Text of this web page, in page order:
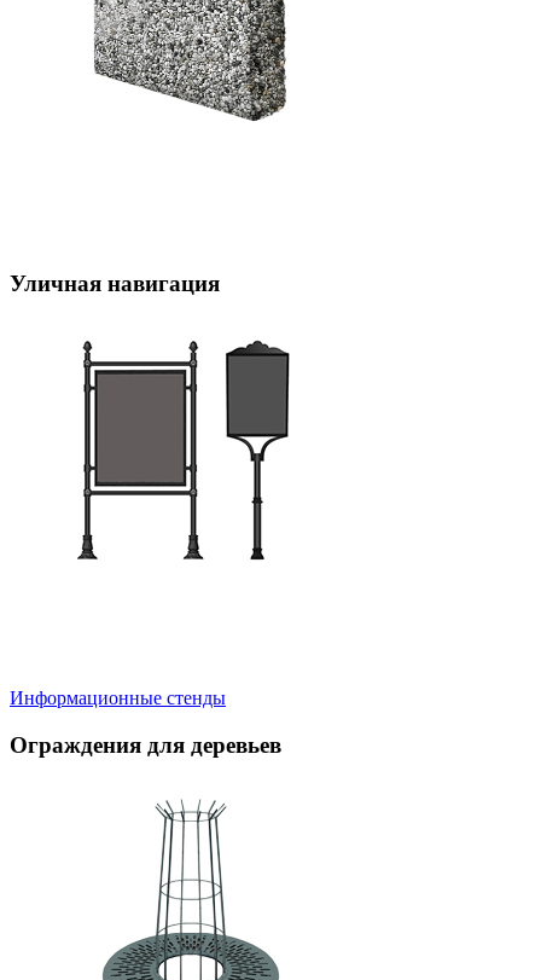
Уличная навигация
Информационные стенды
Ограждения для деревьев